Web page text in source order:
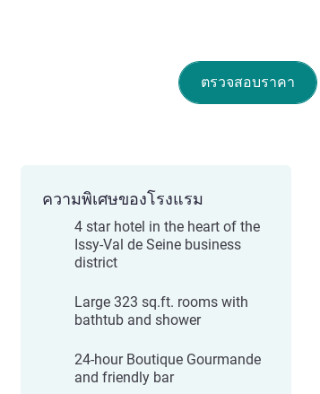
ตรวจสอบราคา
ความพิเศษของโรงแรม
4 star hotel in the heart of the
Issy-Val de Seine business
district
Large 323 sq.ft. rooms with
bathtub and shower
24-hour Boutique Gourmande
and friendly bar